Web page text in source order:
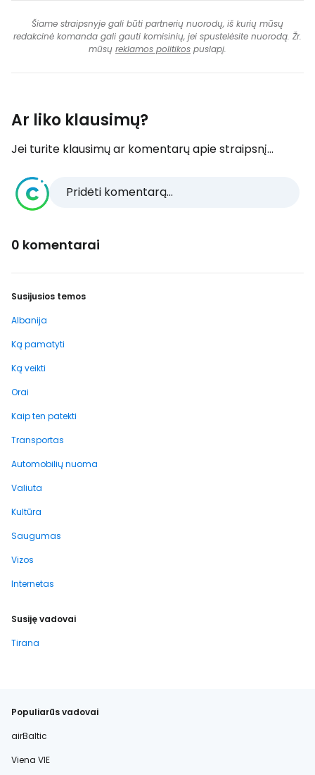
Šiame straipsnyje gali būti partnerių nuorodų, iš kurių mūsų
redakcinė komanda gali gauti komisinių, jei spustelėsite nuorodą. Žr.
mūsų reklamos politikos puslapį.
Ar liko klausimų?
Jei turite klausimų ar komentarų apie straipsnį...
Pridėti komentarą...
0 komentarai
Susijusios temos
Albanija
Ką pamatyti
Ką veikti
Orai
Kaip ten patekti
Transportas
Automobilių nuoma
Valiuta
Kultūra
Saugumas
Vizos
Internetas
Susiję vadovai
Tirana
Populiarūs vadovai
airBaltic
Viena VIE